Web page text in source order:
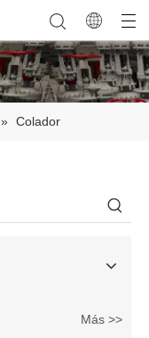
» Colador
Más >>